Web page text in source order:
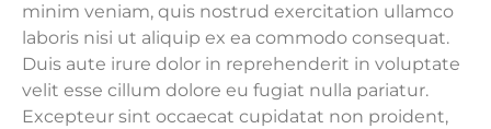
minim veniam, quis nostrud exercitation ullamco
laboris nisi ut aliquip ex ea commodo consequat.
Duis aute irure dolor in reprehenderit in voluptate
velit esse cillum dolore eu fugiat nulla pariatur.
Excepteur sint occaecat cupidatat non proident,